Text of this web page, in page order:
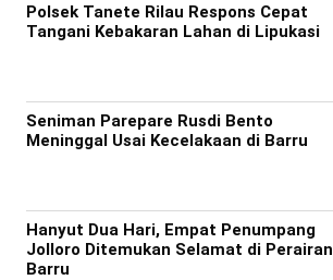
Polsek Tanete Rilau Respons Cepat
Tangani Kebakaran Lahan di Lipukasi
Seniman Parepare Rusdi Bento
Meninggal Usai Kecelakaan di Barru
Hanyut Dua Hari, Empat Penumpang
Jolloro Ditemukan Selamat di Perairan
Barru